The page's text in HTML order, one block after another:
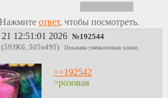
ответ, чтобы посмотреть.
12:51:01 2026 №192544
(593Кб, 505x495)
Показана уменьшенная копия,
>>192542
>розовая